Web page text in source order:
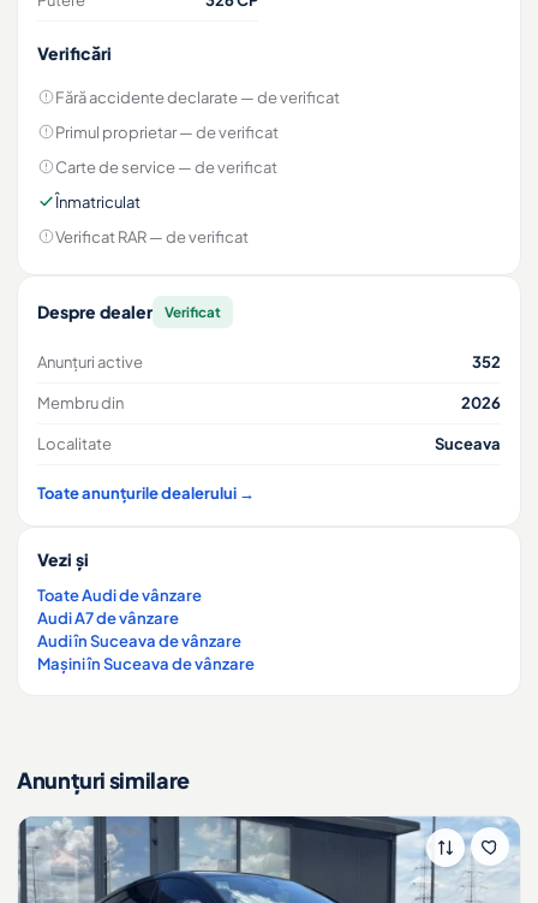
Verificări
Fără accidente declarate— de verificat
Primul proprietar— de verificat
Carte de service— de verificat
Înmatriculat
Verificat RAR— de verificat
Despre dealer Verificat
Anunțuri active 352
Membru din 2026
Localitate Suceava
Toate anunțurile dealerului →
Vezi și
Toate Audi de vânzare
Audi A7 de vânzare
Audi în Suceava de vânzare
Mașini în Suceava de vânzare
Anunțuri similare